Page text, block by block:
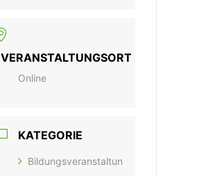
VERANSTALTUNGSORT
Online
KATEGORIE
Bildungsveranstaltun